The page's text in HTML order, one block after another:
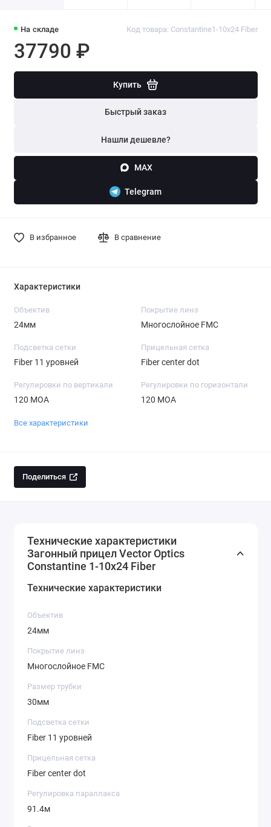
На складе Код товара: Constantine1-10x24 Fiber
37790 ₽
Купить
Быстрый заказ
Нашли дешевле?
MAX
Telegram
В избранное В сравнение
Характеристики
Объектив
24мм
Покрытие линз
Многослойное FMC
Подсветка сетки
Fiber 11 уровней
Прицельная сетка
Fiber center dot
Регулировки по вертикали
120 MOA
Регулировки по горизонтали
120 MOA
Все характеристики
Поделиться
Технические характеристики
Загонный прицел Vector Optics
Constantine 1-10x24 Fiber
Технические характеристики
Объектив
24мм
Покрытие линз
Многослойное FMC
Размер трубки
30мм
Подсветка сетки
Fiber 11 уровней
Прицельная сетка
Fiber center dot
Регулировка параллакса
91.4м